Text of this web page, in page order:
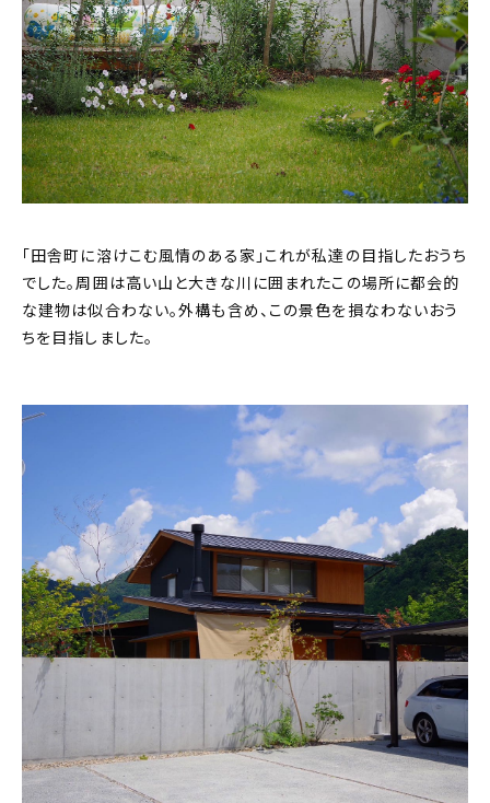
「田舎町に溶けこむ風情のある家」これが私達の目指したおうち
でした。周囲は高い山と大きな川に囲まれたこの場所に都会的
な建物は似合わない。外構も含め、この景色を損なわないおう
ちを目指しました。